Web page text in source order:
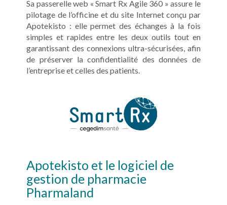
Sa passerelle web « Smart Rx Agile 360 » assure le
pilotage de l’officine et du site Internet conçu par
Apotekisto : elle permet des échanges à la fois
simples et rapides entre les deux outils tout en
garantissant des connexions ultra-sécurisées, afin
de préserver la confidentialité des données de
l’entreprise et celles des patients.
Apotekisto et le logiciel de
gestion de pharmacie
Pharmaland